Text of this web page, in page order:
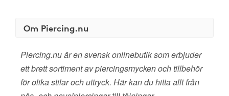
Om Piercing.nu
Piercing.nu är en svensk onlinebutik som erbjuder
ett brett sortiment av piercingsmycken och tillbehör
för olika stilar och uttryck. Här kan du hitta allt från